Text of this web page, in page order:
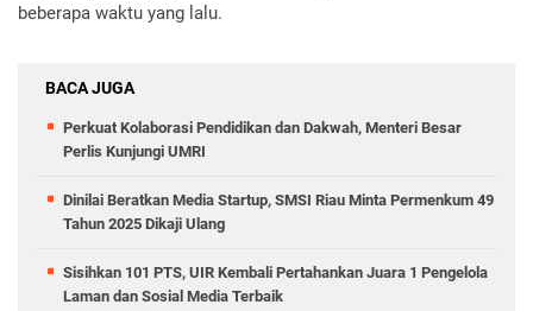
beberapa waktu yang lalu.
BACA JUGA
Perkuat Kolaborasi Pendidikan dan Dakwah, Menteri Besar
Perlis Kunjungi UMRI
Dinilai Beratkan Media Startup, SMSI Riau Minta Permenkum 49
Tahun 2025 Dikaji Ulang
Sisihkan 101 PTS, UIR Kembali Pertahankan Juara 1 Pengelola
Laman dan Sosial Media Terbaik